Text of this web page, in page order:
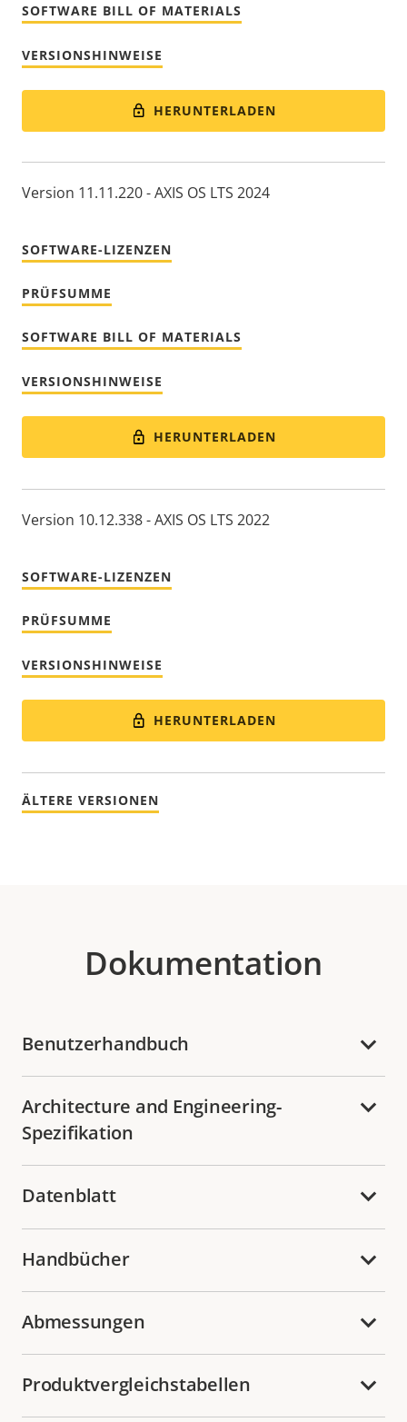
SOFTWARE BILL OF MATERIALS
VERSIONSHINWEISE
HERUNTERLADEN
Version 11.11.220 - AXIS OS LTS 2024
SOFTWARE-LIZENZEN
PRÜFSUMME
SOFTWARE BILL OF MATERIALS
VERSIONSHINWEISE
HERUNTERLADEN
Version 10.12.338 - AXIS OS LTS 2022
SOFTWARE-LIZENZEN
PRÜFSUMME
VERSIONSHINWEISE
HERUNTERLADEN
ÄLTERE VERSIONEN
Dokumentation
Benutzerhandbuch
Architecture and Engineering-
Spezifikation
Datenblatt
Handbücher
Abmessungen
Produktvergleichstabellen